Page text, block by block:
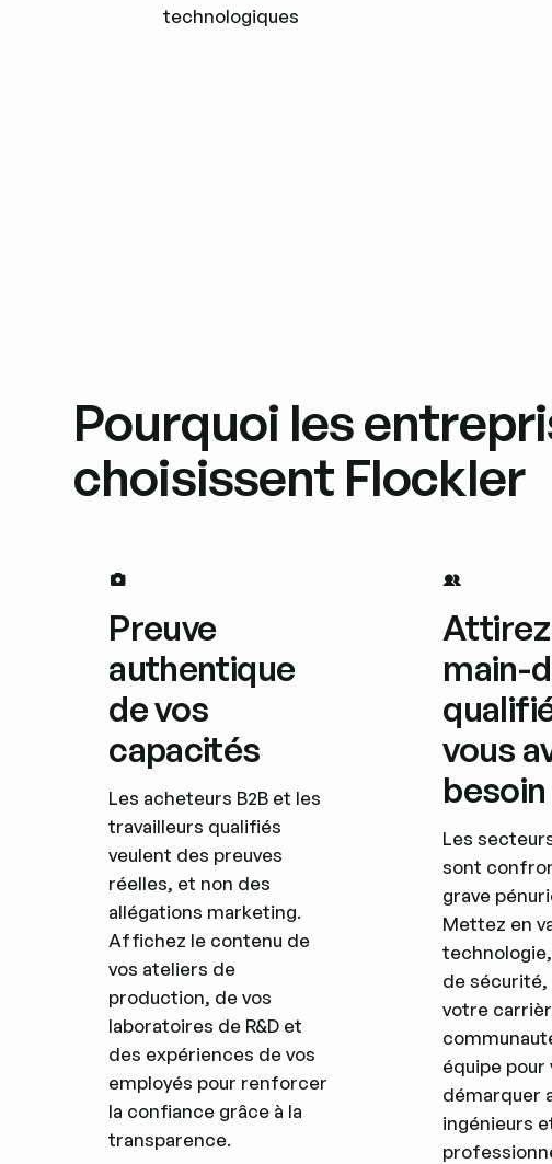
technologiques
Pourquoi les
choisissent Flockler
Preuve
authentique
de vos
capacités
Les acheteurs B2B et les
travailleurs qualifiés
veulent des preuves
réelles, et non des
allégations marketing.
Affichez le contenu de
vos ateliers de
production, de vos
laboratoires de R&D et
des expériences de vos
employés pour renforcer
la confiance grâce à la
transparence.
main-
vous
besoin
Les
sont
grave
Mettez en
de
votre
équipe pour
démarquer
ingénieurs